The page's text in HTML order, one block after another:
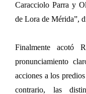
Caracciolo Parra y
de Lora de Mérida”,
Finalmente acotó
pronunciamiento
acciones a los
contrario, las